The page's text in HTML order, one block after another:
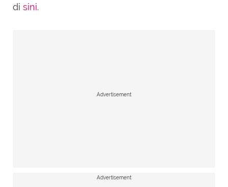
di sini.
Advertisement
Advertisement